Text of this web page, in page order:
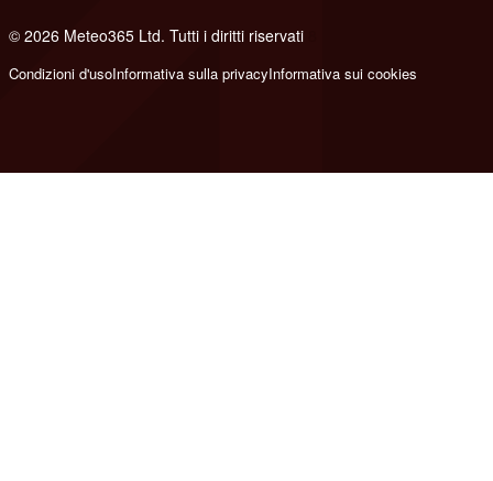
© 2026 Meteo365 Ltd. Tutti i diritti riservati
Condizioni d'usoInformativa sulla privacyInformativa sui cookies